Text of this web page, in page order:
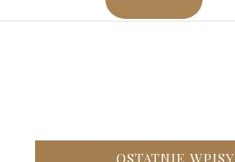
OSTATNIE WPISY